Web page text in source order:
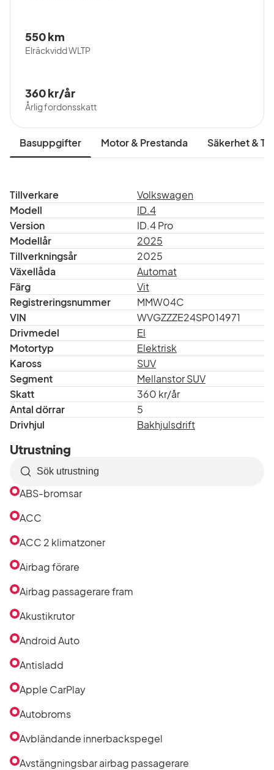
Förmånlig finansiering ordnas via Volkswagen Financial
Services och försäkring via Volkswagen
OBS: Bilen på bilden kan vara extra utrustad
Elräckvidd WLTP
550 km
Årlig fordonsskatt
360 kr/år
Basuppgifter Motor & Prestanda Säkerhet &
Tillverkare
Volkswagen
Modell
ID.4
Version
ID.4 Pro
Modellår
2025
Tillverkningsår
2025
Växellåda
Automat
Färg
Vit
Registreringsnummer
MMW04C
VIN
WVGZZZE24SP014971
Drivmedel
El
Motortyp
Elektrisk
Kaross
SUV
Segment
Mellanstor SUV
Skatt
360 kr/år
Antal dörrar
5
Drivhjul
Bakhjulsdrift
Utrustning
Sök
efter
i
ABS-bromsar
ACC
ACC 2 klimatzoner
Airbag förare
Airbag passagerare fram
Akustikrutor
Android Auto
Antisladd
Apple CarPlay
Autobroms
Avbländande innerbackspegel
Avstängningsbar airbag passagerare